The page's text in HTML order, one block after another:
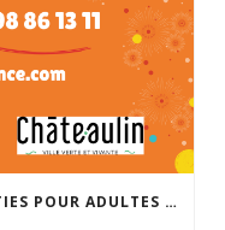
VOICI LE PROGRAMME DES SORTIES POUR ADULTES ET MINEURS ACCOMPAGNÉS POUR LA RENTRÉE DE SEPTEMBRE. INSCRIPTIONS À PARTIR DU 25 AOÛT À 14H À L’ACCUEIL DE POLYSONNANCE. INFO: 02 98 86 13 11. BONNES VACANCES!!